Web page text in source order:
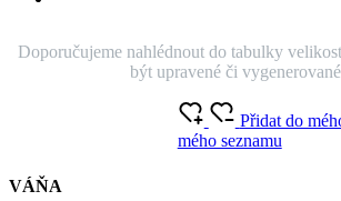
Doporučujeme nahlédnout do tabulky
být upravené či
VÁŇA
Přidat do
mého seznamu